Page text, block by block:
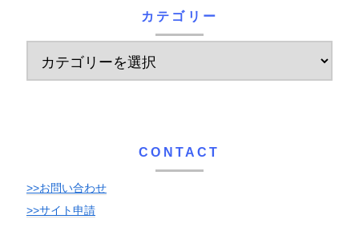
カテゴリー
CONTACT
>>お問い合わせ
>>サイト申請